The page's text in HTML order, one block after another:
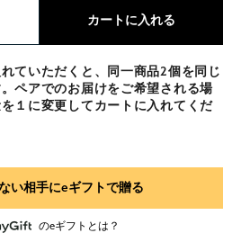
カートに入れる
ていただくと、同一商品2個を同じ
ペアでのお届けをご希望される場
１に変更してカートに入れてくだ
のeギフトとは？